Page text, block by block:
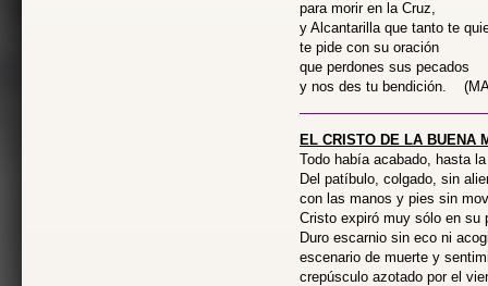
para morir en la Cruz,
y Alcantarilla que tanto te
te pide con su oración
que perdones sus pecados
y nos des tu bendición.
EL CRISTO DE LA BUENA
Todo había acabado, hasta
Del patíbulo, colgado, sin
con las manos y pies sin
Cristo expiró muy sólo en su
Duro escarnio sin eco ni
escenario de muerte y
crepúsculo azotado por el